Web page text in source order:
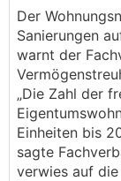
Auffallend ist,
offensichtlich
gefunden
LG Arpino
Der
Sanierungen
warnt der
„Die Zahl der
Einheiten bis
sagte
verwies auf die